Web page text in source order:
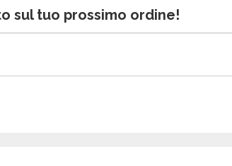
sul tuo prossimo ordine!